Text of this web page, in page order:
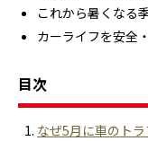
これから暑くなる
カーライフを安全
目次
なぜ5月に車のト